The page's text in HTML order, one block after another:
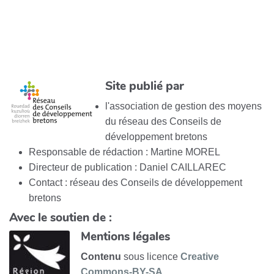
Site publié par
l'association de gestion des moyens
du réseau des Conseils de
développement bretons
Responsable de rédaction : Martine MOREL
Directeur de publication : Daniel CAILLAREC
Contact : réseau des Conseils de développement
bretons
Avec le soutien de :
Mentions légales
Contenu sous licence Creative